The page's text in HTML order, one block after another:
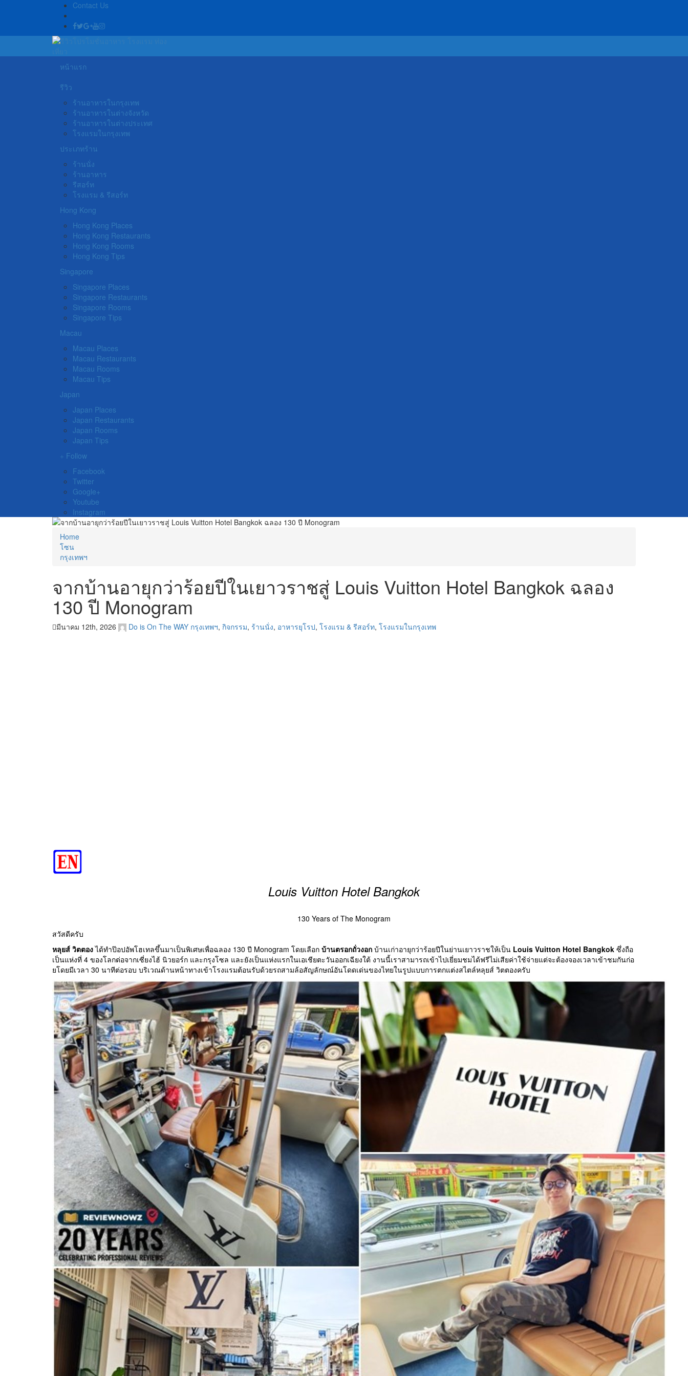
Contact Us
หน้าแรก
รีวิว
ร้านอาหารในกรุงเทพ
ร้านอาหารในต่างจังหวัด
ร้านอาหารในต่างประเทศ
โรงแรมในกรุงเทพ
ประเภทร้าน
ร้านนั่ง
ร้านอาหาร
รีสอร์ท
โรงแรม & รีสอร์ท
Hong Kong
Hong Kong Places
Hong Kong Restaurants
Hong Kong Rooms
Hong Kong Tips
Singapore
Singapore Places
Singapore Restaurants
Singapore Rooms
Singapore Tips
Macau
Macau Places
Macau Restaurants
Macau Rooms
Macau Tips
Japan
Japan Places
Japan Restaurants
Japan Rooms
Japan Tips
Follow
Facebook
Twitter
Google+
Youtube
Instagram
Home
โซน
กรุงเทพฯ
จากบ้านอายุกว่าร้อยปีในเยาวราชสู่ Louis Vuitton Hotel Bangkok ฉลอง
130 ปี Monogram
มีนาคม 12th, 2026 Do is On The WAY กรุงเทพฯ, กิจกรรม, ร้านนั่ง, อาหารยุโรป, โรงแรม & รีสอร์ท, โรงแรมในกรุงเทพ
Louis Vuitton Hotel Bangkok
130 Years of The Monogram
สวัสดีครับ
หลุยส์ วิตตองได้ทำป๊อปอัพโฮเทลขึ้นมาเป็นพิเศษเพื่อฉลอง 130 ปี Monogram โดยเลือก บ้านตรอกถั่วงอก บ้านเก่าอายุกว่าร้อยปีในย่านเยาวราชให้เป็น Louis Vuitton Hotel Bangkok ซึ่งถือ
เป็นแห่งที่ 4 ของโลกต่อจากเซี่ยงไฮ้ นิวยอร์ก และกรุงโซล และยังเป็นแห่งแรกในเอเชียตะวันออกเฉียงใต้ งานนี้เราสามารถเข้าไปเยี่ยมชมได้ฟรีไม่เสียค่าใช้จ่ายแต่จะต้องจองเวลาเข้าชมกันก่อ
ยโดยมีเวลา 30 นาทีต่อรอบ บริเวณด้านหน้าทางเข้าโรงแรมต้อนรับด้วยรถสามล้อสัญลักษณ์อันโดดเด่นของไทยในรูปแบบการตกแต่งสไตล์หลุยส์ วิตตองครับ